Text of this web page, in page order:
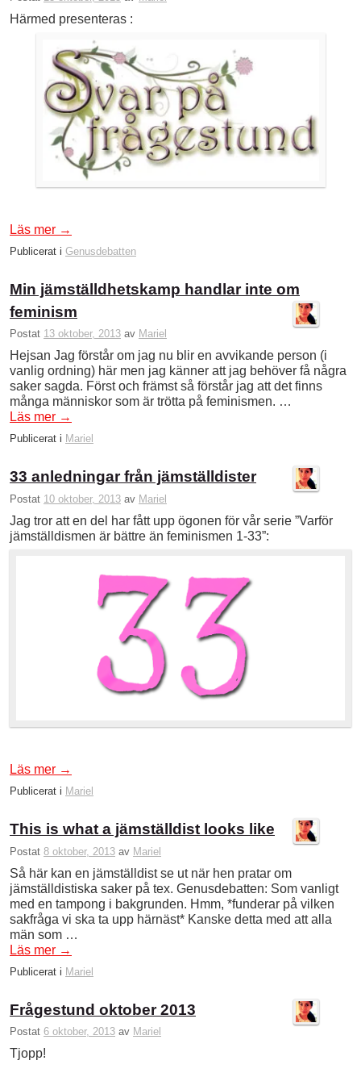
Härmed presenteras :
Läs mer →
Publicerat i Genusdebatten
Min jämställdhetskamp handlar inte om
feminism
Postat 13 oktober, 2013 av Mariel
Hejsan Jag förstår om jag nu blir en avvikande person (i
vanlig ordning) här men jag känner att jag behöver få några
saker sagda. Först och främst så förstår jag att det finns
många människor som är trötta på feminismen. …
Läs mer →
Publicerat i Mariel
33 anledningar från jämställdister
Postat 10 oktober, 2013 av Mariel
Jag tror att en del har fått upp ögonen för vår serie ”Varför
jämställdismen är bättre än feminismen 1-33”:
Läs mer →
Publicerat i Mariel
This is what a jämställdist looks like
Postat 8 oktober, 2013 av Mariel
Så här kan en jämställdist se ut när hen pratar om
jämställdistiska saker på tex. Genusdebatten: Som vanligt
med en tampong i bakgrunden. Hmm, *funderar på vilken
sakfråga vi ska ta upp härnäst* Kanske detta med att alla
män som …
Läs mer →
Publicerat i Mariel
Frågestund oktober 2013
Postat 6 oktober, 2013 av Mariel
Tjopp!